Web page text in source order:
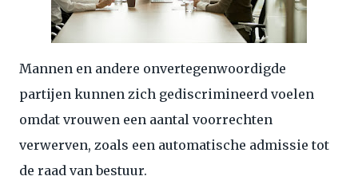
Mannen en andere onvertegenwoordigde
partijen kunnen zich gediscrimineerd voelen
omdat vrouwen een aantal voorrechten
verwerven, zoals een automatische admissie tot
de raad van bestuur.